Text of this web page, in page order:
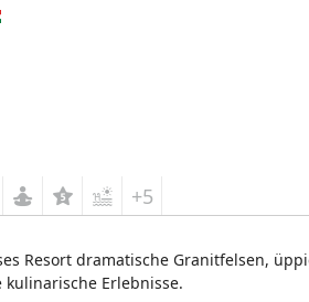
+5
Resort dramatische Granitfelsen,
Erlebnisse.